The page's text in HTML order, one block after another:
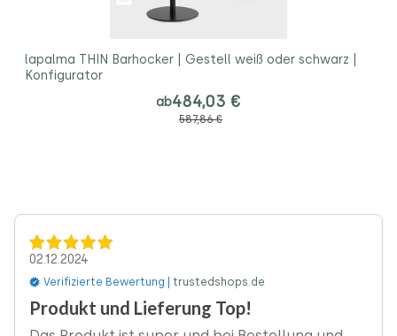
lapalma THIN Barhocker | Gestell weiß oder schwarz |
Konfigurator
ab484,03 €
587,86 €